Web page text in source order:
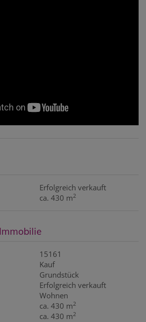
Erfolgreich verkauft
ca. 430 m2
15161
Kauf
Grundstück
Erfolgreich verkauft
Wohnen
ca. 430 m2
ca. 430 m2